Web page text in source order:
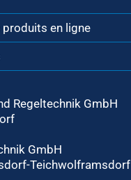
produits en ligne
Regeltechnik GmbH
GmbH
Teichwolframsdorf